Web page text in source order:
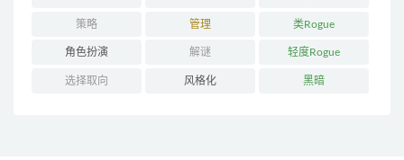
策略 管理 类Rogue
角色扮演 解谜 轻度Rogue
选择取向 风格化 黑暗